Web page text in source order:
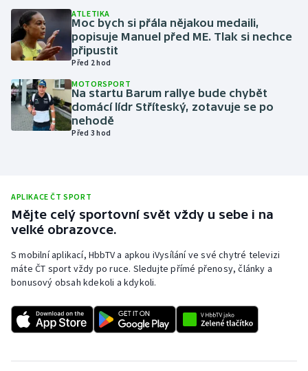
Motorsport
Olympijské hry
Parasport
Plavání
Ragby
Rychlobruslení
Rychlostní kanoistika
Short track
Sportovní střelba
ATLETIKA
Moc bych si přála nějakou medaili,
popisuje Manuel před ME. Tlak si nechce
připustit
Před 2 hod
MOTORSPORT
Na startu Barum rallye bude chybět
domácí lídr Stříteský, zotavuje se po
nehodě
Před 3 hod
APLIKACE ČT SPORT
Mějte celý sportovní svět vždy u sebe i na
velké obrazovce.
S mobilní aplikací, HbbTV a apkou iVysílání ve své chytré televizi
máte ČT sport vždy po ruce. Sledujte přímé přenosy, články a
bonusový obsah kdekoli a kdykoli.